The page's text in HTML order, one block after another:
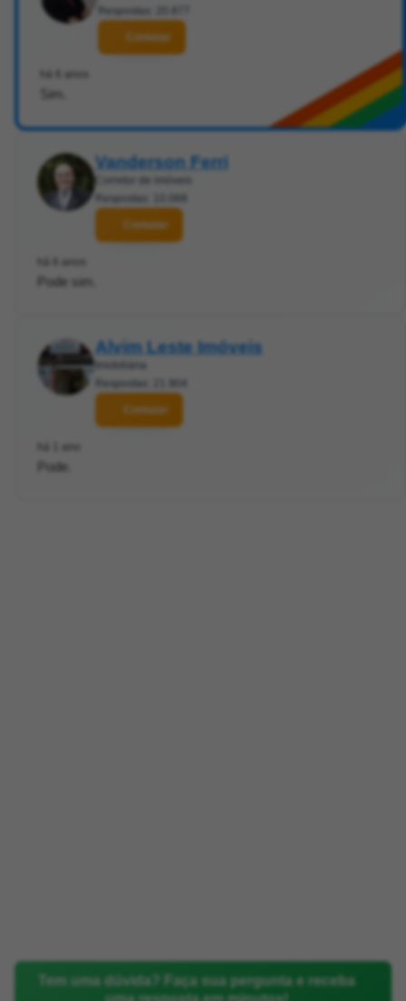
Respostas: 20.877
Contatar
há 6 anos
Sim.
Vanderson Ferri
Corretor de imóveis
Respostas: 10.068
Contatar
há 6 anos
Pode sim.
Alvim Leste Imóveis
Imobiliária
Respostas: 21.904
Contatar
há 1 ano
Pode.
Tem uma dúvida? Faça sua pergunta e receba